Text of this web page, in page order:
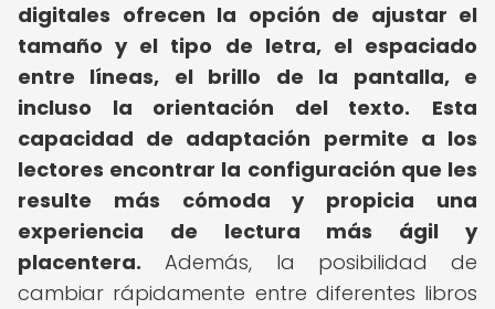
digitales ofrecen la opción de ajustar el
tamaño y el tipo de letra, el espaciado
entre líneas, el brillo de la pantalla, e
incluso la orientación del texto.
Esta
capacidad de adaptación permite a los
lectores encontrar la configuración que les
resulte más cómoda y propicia una
experiencia de lectura más ágil y
placentera. Además, la posibilidad de
cambiar rápidamente entre diferentes libros